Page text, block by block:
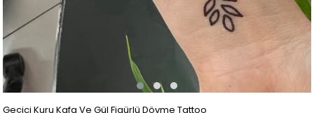
Geçici Kuru Kafa Ve Gül Figürlü Dövme Tattoo